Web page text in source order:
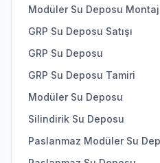
Modüler Su Deposu
GRP Su Deposu Satışı
GRP Su Deposu
GRP Su Deposu Tamiri
Modüler Su Deposu
Silindirik Su Deposu
Paslanmaz Modüler Su